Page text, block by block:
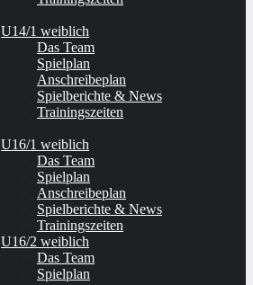
U14/1 weiblich
Das Team
Spielplan
Anschreibeplan
Spielberichte & News
Trainingszeiten
U16/1 weiblich
Das Team
Spielplan
Anschreibeplan
Spielberichte & News
Trainingszeiten
U16/2 weiblich
Das Team
Spielplan